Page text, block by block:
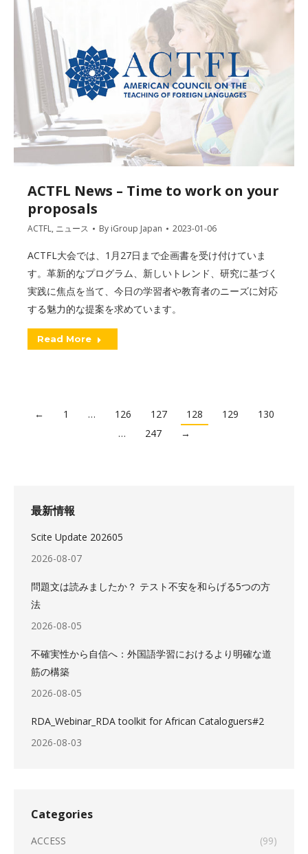
ACTFL News – Time to work on your
proposals
ACTFL, ニュース By iGroup Japan 2023-01-06
ACTFL大会では、1月27日まで企画書を受け付けていま
す。革新的なプログラム、新しいトレンド、研究に基づく
実践に焦点を当て、今日の学習者や教育者のニーズに対応
する魅力的な提案を求めています。
Read More
← 1 … 126 127 128 129
130
…
247 →
最新情報
Scite Update 202605
2026-08-07
問題文は読みましたか？ テスト不安を和らげる5つの方
法
2026-08-05
不確実性から自信へ：外国語学習におけるより明確な道
筋の構築
2026-08-05
RDA_Webinar_RDA toolkit for African Cataloguers#2
2026-08-03
Categories
ACCESS
(99)